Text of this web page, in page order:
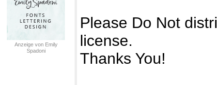
Anzeige von Emily
Spadoni
Please Do Not
license.
Thanks You!